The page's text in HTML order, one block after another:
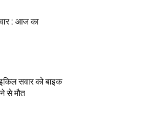
: आज का
सवार को बाइक
से मौत